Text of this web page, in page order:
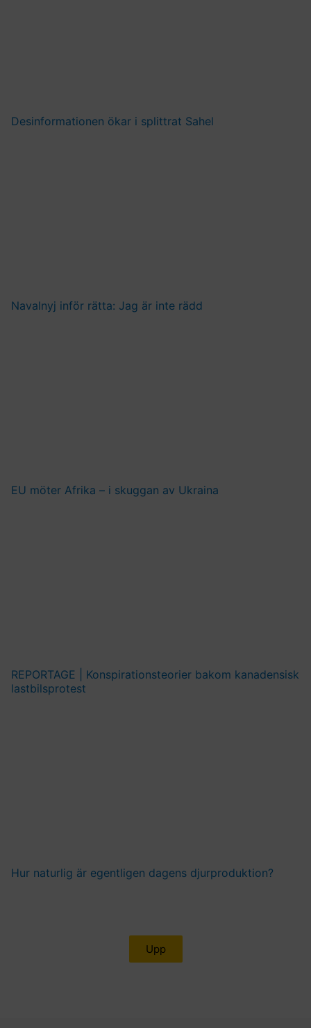
Desinformationen ökar i splittrat Sahel
Navalnyj inför rätta: Jag är inte rädd
EU möter Afrika – i skuggan av Ukraina
REPORTAGE | Konspirationsteorier bakom kanadensisk
lastbilsprotest
Hur naturlig är egentligen dagens djurproduktion?
Upp